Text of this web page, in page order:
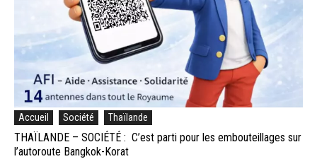
Accueil Société Thaïlande
THAÏLANDE – SOCIÉTÉ : C’est parti pour les embouteillages sur
l’autoroute Bangkok-Korat